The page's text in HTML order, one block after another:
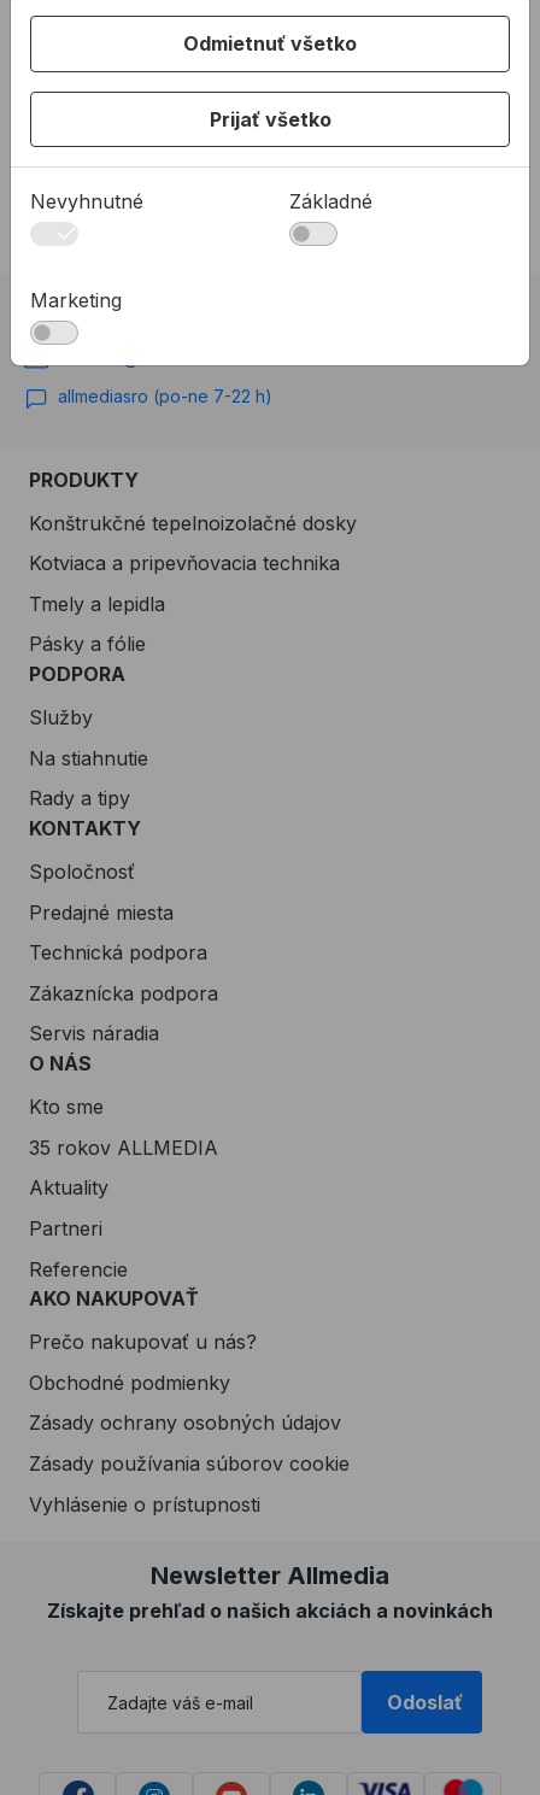
SDS plus
9,37 €/ks
Na sklade
SDS plus
24,76 €
9,90 €
/ks
02 623 10 920
allmediasro (po-ne 7-22 h)
PRODUKTY
Konštrukčné tepelnoizolačné dosky
Kotviaca a pripevňovacia technika
Tmely a lepidla
Pásky a fólie
PODPORA
Služby
Na stiahnutie
Rady a tipy
KONTAKTY
Spoločnosť
Predajné miesta
Technická podpora
Zákaznícka podpora
Servis náradia
O NÁS
Kto sme
35 rokov ALLMEDIA
Aktuality
Partneri
Referencie
AKO NAKUPOVAŤ
Prečo nakupovať u nás?
Obchodné podmienky
Zásady ochrany osobných údajov
Zásady používania súborov cookie
Vyhlásenie o prístupnosti
Newsletter Allmedia
Získajte prehľad o našich akciách a novinkách
Odoslať
Odmietnuť všetko
Prijať všetko
Nevyhnutné Základné
Marketing